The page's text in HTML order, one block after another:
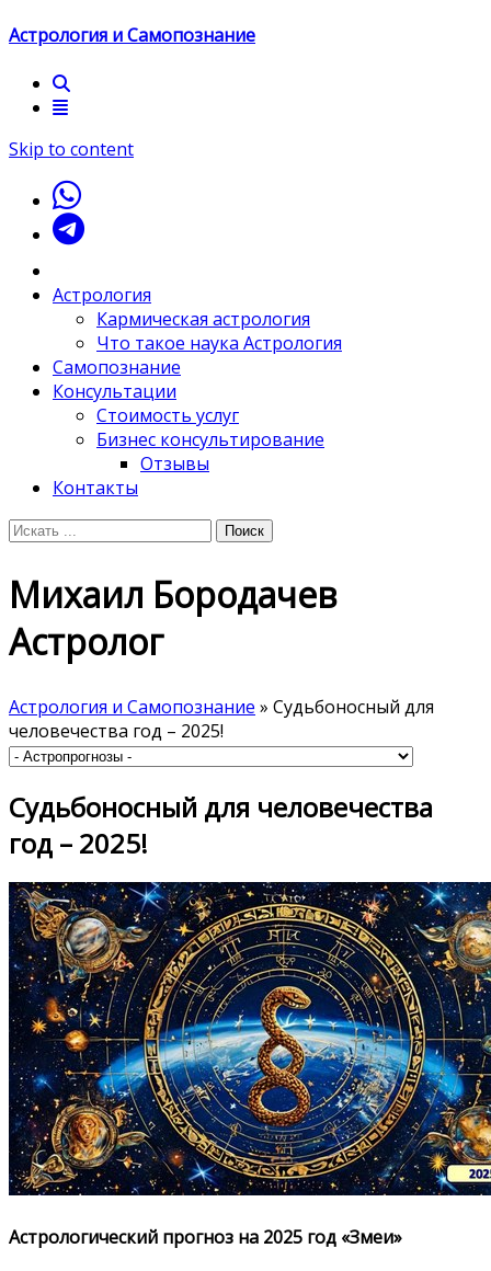
Астрология и Самопознание
Skip to content
Астрология
Кармическая астрология
Что такое наука Астрология
Самопознание
Консультации
Стоимость услуг
Бизнес консультирование
Отзывы
Контакты
Михаил Бородачев
Астролог
Астрология и Самопознание » Судьбоносный для
человечества год – 2025!
Судьбоносный для человечества
год – 2025!
Астрологический прогноз на 2025 год «Змеи»